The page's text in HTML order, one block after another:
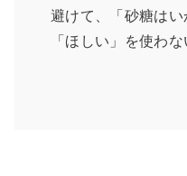
避けて、「砂糖は
「ほしい」を使わな